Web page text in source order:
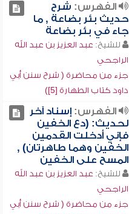
الفهرس: شرح
حديث بئر بضاعة , ما
جاء في بئر بضاعة
للشيخ: عبد العزيز بن عبد الله
الراجحي
جزء من محاضرة ( شرح سنن أبي
داود كتاب الطهارة [5])
الفهرس:إسناد آخر
لحديث: (دع الخفين
فإني أدخلت القدمين
الخفين وهما طاهرتان) ,
المسح على الخفين
للشيخ: عبد العزيز بن عبد الله
الراجحي
جزء من محاضرة ( شرح سنن أبي